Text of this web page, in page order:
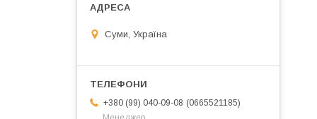
Суми, Україна
+380 (99) 040-09-08
0665521185